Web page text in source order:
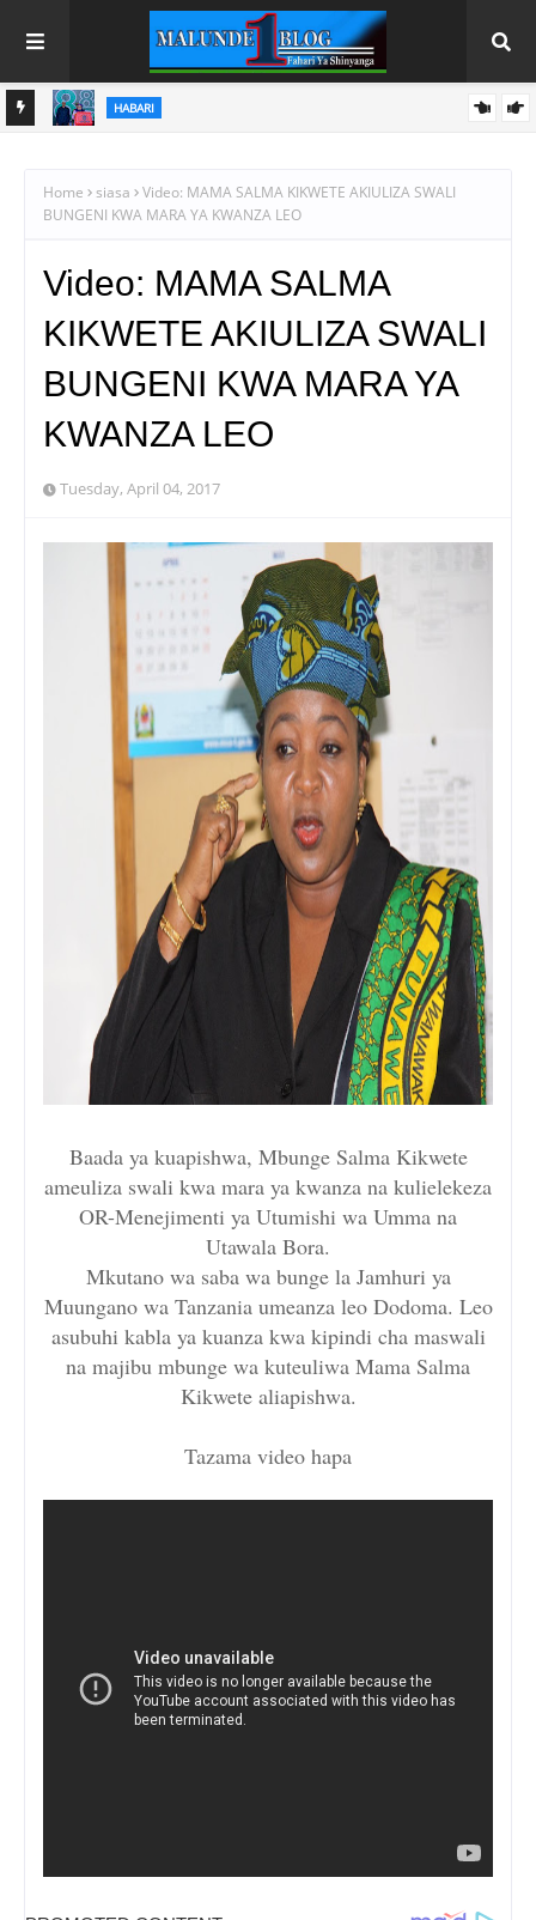
HABARI
Home siasa
Video: MAMA SALMA KIKWETE AKIULIZA SWALI
BUNGENI KWA MARA YA KWANZA LEO
Video: MAMA SALMA
KIKWETE AKIULIZA SWALI
BUNGENI KWA MARA YA
KWANZA LEO
Tuesday, April 04, 2017
Baada ya kuapishwa, Mbunge Salma Kikwete
ameuliza swali kwa mara ya kwanza na kulielekeza
OR-Menejimenti ya Utumishi wa Umma na
Utawala Bora.
Mkutano wa saba wa bunge la Jamhuri ya
Muungano wa Tanzania umeanza leo Dodoma. Leo
asubuhi kabla ya kuanza kwa kipindi cha maswali
na majibu mbunge wa kuteuliwa Mama Salma
Kikwete aliapishwa.
Tazama video hapa